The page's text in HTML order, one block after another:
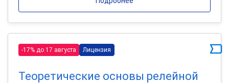
-17% до 17 августа Лицензия
Теоретические основы релейной